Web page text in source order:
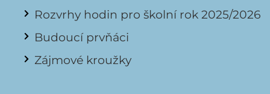
Rozvrhy hodin pro školní rok 2025/2026
Budoucí prvňáci
Zájmové kroužky